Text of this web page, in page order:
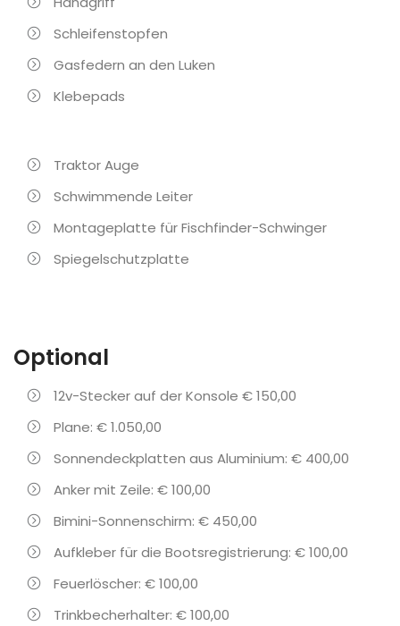
Schleifenstopfen
Gasfedern an den Luken
Klebepads
Traktor Auge
Schwimmende Leiter
Montageplatte für Fischfinder-Schwinger
Spiegelschutzplatte
Optional
12v-Stecker auf der Konsole € 150,00
Plane: € 1.050,00
Sonnendeckplatten aus Aluminium: € 400,00
Anker mit Zeile: € 100,00
Bimini-Sonnenschirm: € 450,00
Aufkleber für die Bootsregistrierung: € 100,00
Feuerlöscher: € 100,00
Trinkbecherhalter: € 100,00